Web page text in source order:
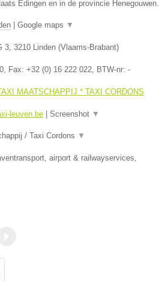
Edingen en in de provincie Henegouwen.
Google maps ▼
3, 3210 Linden (Vlaams-Brabant)
, Fax: +32 (0) 16 222 022, BTW-nr: -
MAATSCHAPPIJ * TAXI CORDONS
leuven.be Screenshot ▼
/ Taxi Cordons ▼
airport & railwayservices,